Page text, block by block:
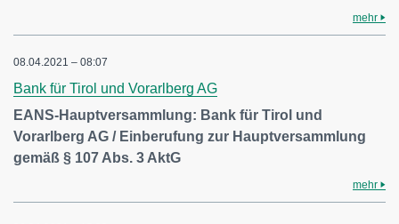
mehr
08.04.2021 – 08:07
Bank für Tirol und Vorarlberg AG
EANS-Hauptversammlung: Bank für Tirol und
Vorarlberg AG / Einberufung zur Hauptversammlung
gemäß § 107 Abs. 3 AktG
mehr